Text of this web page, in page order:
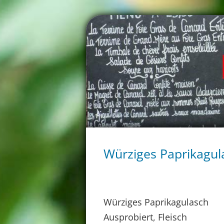
Würziges
Würziges Paprikagulasch
Ausprobiert, Fleisch